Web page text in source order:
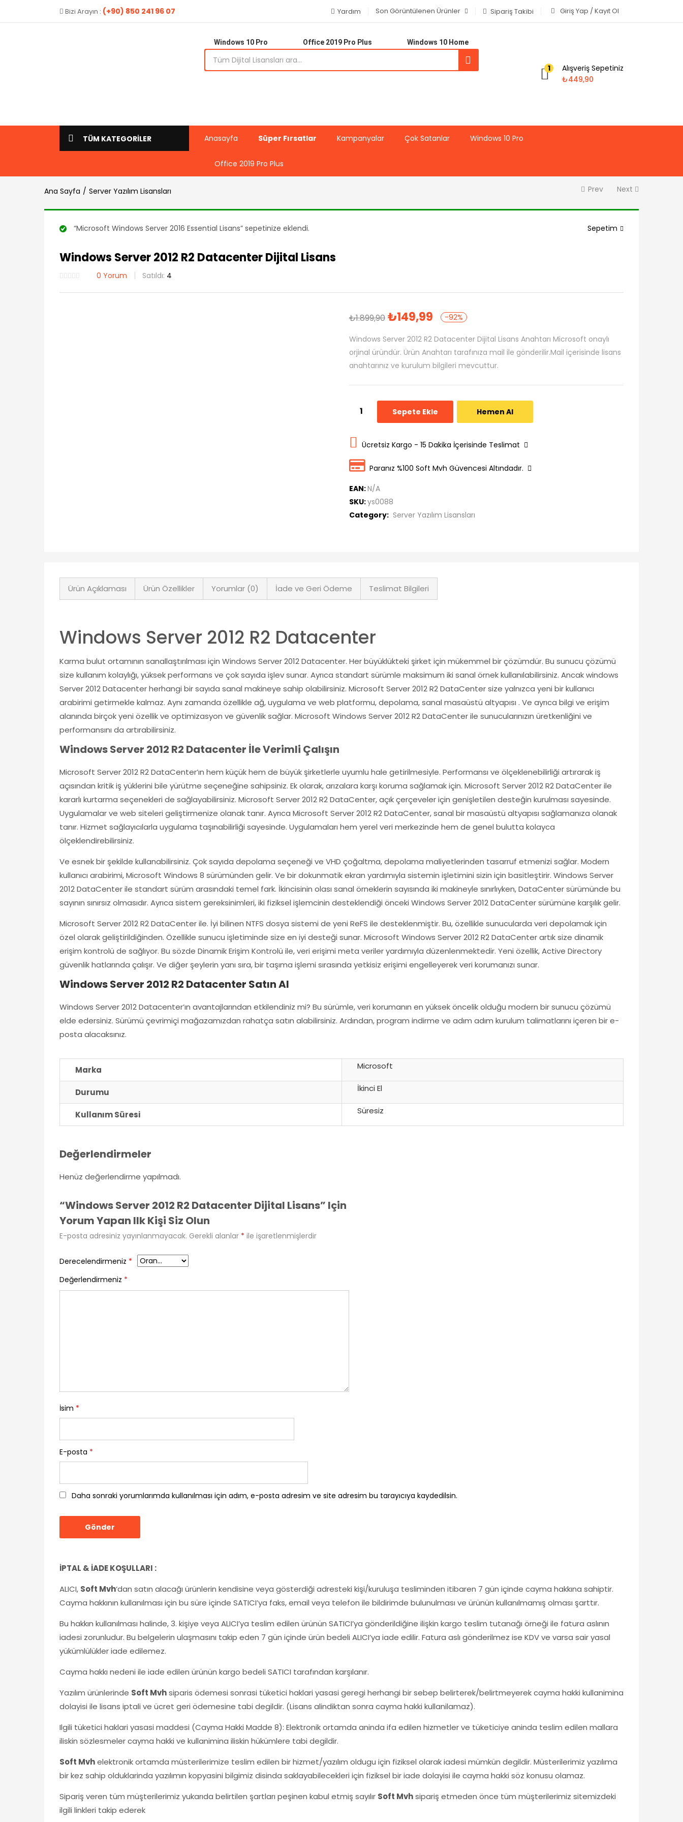
Bizi Arayın : (+90) 850 241 96 07 Yardım Son Görüntülenen Ürünler Sipariş Takibi Giriş Yap / Kayıt Ol
Windows 10 Pro Office 2019 Pro Plus Windows 10 Home
1
Alışveriş Sepetiniz
₺449,90
TÜM KATEGORİLER Anasayfa Süper Fırsatlar Kampanyalar Çok Satanlar Windows 10 Pro
Office 2019 Pro Plus
Ana Sayfa Server Yazılım Lisansları Prev Next
“Microsoft Windows Server 2016 Essential Lisans” sepetinize eklendi. Sepetim
Windows Server 2012 R2 Datacenter Dijital Lisans
0 Yorum Satıldı: 4
₺1.899,90 ₺149,99 -92%
Windows Server 2012 R2 Datacenter Dijital Lisans Anahtarı Microsoft onaylı
orjinal üründür. Ürün Anahtarı tarafınıza mail ile gönderilir.Mail içerisinde lisans
anahtarınız ve kurulum bilgileri mevcuttur.
Sepete Ekle Hemen Al
Ücretsiz Kargo - 15 Dakika İçerisinde Teslimat
Paranız %100 Soft Mvh Güvencesi Altındadır.
EAN:N/A
SKU:ys0088
Category: Server Yazılım Lisansları
Ürün Açıklaması Ürün Özellikler Yorumlar (0) İade ve Geri Ödeme Teslimat Bilgileri
Windows Server 2012 R2 Datacenter
Karma bulut ortamının sanallaştırılması için Windows Server 2012 Datacenter. Her büyüklükteki şirket için mükemmel bir çözümdür. Bu sunucu çözümü
size kullanım kolaylığı, yüksek performans ve çok sayıda işlev sunar. Ayrıca standart sürümle maksimum iki sanal örnek kullanılabilirsiniz. Ancak windows
Server 2012 Datacenter herhangi bir sayıda sanal makineye sahip olabilirsiniz. Microsoft Server 2012 R2 DataCenter size yalnızca yeni bir kullanıcı
arabirimi getirmekle kalmaz. Aynı zamanda özellikle ağ, uygulama ve web platformu, depolama, sanal masaüstü altyapısı . Ve ayrıca bilgi ve erişim
alanında birçok yeni özellik ve optimizasyon ve güvenlik sağlar. Microsoft Windows Server 2012 R2 DataCenter ile sunucularınızın üretkenliğini ve
performansını da artırabilirsiniz.
Windows Server 2012 R2 Datacenter İle Verimli Çalışın
Microsoft Server 2012 R2 DataCenter’ın hem küçük hem de büyük şirketlerle uyumlu hale getirilmesiyle. Performansı ve ölçeklenebilirliği artırarak iş
açısından kritik iş yüklerini bile yürütme seçeneğine sahipsiniz. Ek olarak, arızalara karşı koruma sağlamak için. Microsoft Server 2012 R2 DataCenter ile
kararlı kurtarma seçenekleri de sağlayabilirsiniz. Microsoft Server 2012 R2 DataCenter, açık çerçeveler için genişletilen desteğin kurulması sayesinde.
Uygulamalar ve web siteleri geliştirmenize olanak tanır. Ayrıca Microsoft Server 2012 R2 DataCenter, sanal bir masaüstü altyapısı sağlamanıza olanak
tanır. Hizmet sağlayıcılarla uygulama taşınabilirliği sayesinde. Uygulamaları hem yerel veri merkezinde hem de genel bulutta kolayca
ölçeklendirebilirsiniz.
Ve esnek bir şekilde kullanabilirsiniz. Çok sayıda depolama seçeneği ve VHD çoğaltma, depolama maliyetlerinden tasarruf etmenizi sağlar. Modern
kullanıcı arabirimi, Microsoft Windows 8 sürümünden gelir. Ve bir dokunmatik ekran yardımıyla sistemin işletimini sizin için basitleştirir. Windows Server
2012 DataCenter ile standart sürüm arasındaki temel fark. İkincisinin olası sanal örneklerin sayısında iki makineyle sınırlıyken, DataCenter sürümünde bu
sayının sınırsız olmasıdır. Ayrıca sistem gereksinimleri, iki fiziksel işlemcinin desteklendiği önceki Windows Server 2012 DataCenter sürümüne karşılık gelir.
Microsoft Server 2012 R2 DataCenter ile. İyi bilinen NTFS dosya sistemi de yeni ReFS ile desteklenmiştir. Bu, özellikle sunucularda veri depolamak için
özel olarak geliştirildiğinden. Özellikle sunucu işletiminde size en iyi desteği sunar. Microsoft Windows Server 2012 R2 DataCenter artık size dinamik
erişim kontrolü de sağlıyor. Bu sözde Dinamik Erişim Kontrolü ile, veri erişimi meta veriler yardımıyla düzenlenmektedir. Yeni özellik, Active Directory
güvenlik hatlarında çalışır. Ve diğer şeylerin yanı sıra, bir taşıma işlemi sırasında yetkisiz erişimi engelleyerek veri korumanızı sunar.
Windows Server 2012 R2 Datacenter Satın Al
Windows Server 2012 Datacenter’ın avantajlarından etkilendiniz mi? Bu sürümle, veri korumanın en yüksek öncelik olduğu modern bir sunucu çözümü
elde edersiniz. Sürümü çevrimiçi mağazamızdan rahatça satın alabilirsiniz. Ardından, program indirme ve adım adım kurulum talimatlarını içeren bir e-
posta alacaksınız.
Marka Microsoft
Durumu İkinci El
Kullanım Süresi Süresiz
Değerlendirmeler
Henüz değerlendirme yapılmadı.
“Windows Server 2012 R2 Datacenter Dijital Lisans” Için
Yorum Yapan Ilk Kişi Siz Olun
E-posta adresiniz yayınlanmayacak. Gerekli alanlar * ile işaretlenmişlerdir
Derecelendirmeniz *
Değerlendirmeniz *
İsim *
E-posta *
Daha sonraki yorumlarımda kullanılması için adım, e-posta adresim ve site adresim bu tarayıcıya kaydedilsin.
İPTAL & İADE KOŞULLARI :
ALICI, Soft Mvh‘dan satın alacağı ürünlerin kendisine veya gösterdiği adresteki kişi/kuruluşa tesliminden itibaren 7 gün içinde cayma hakkına sahiptir.
Cayma hakkının kullanılması için bu süre içinde SATICI’ya faks, email veya telefon ile bildirimde bulunulması ve ürünün kullanılmamış olması şarttır.
Bu hakkın kullanılması halinde, 3. kişiye veya ALICI’ya teslim edilen ürünün SATICI’ya gönderildiğine ilişkin kargo teslim tutanağı örneği ile fatura aslının
iadesi zorunludur. Bu belgelerin ulaşmasını takip eden 7 gün içinde ürün bedeli ALICI’ya iade edilir. Fatura aslı gönderilmez ise KDV ve varsa sair yasal
yükümlülükler iade edilemez.
Cayma hakkı nedeni ile iade edilen ürünün kargo bedeli SATICI tarafından karşılanır.
Yazılım ürünlerinde Soft Mvhsiparis ödemesi sonrasi tüketici haklari yasasi geregi herhangi bir sebep belirterek/belirtmeyerek cayma hakki kullanimina
dolayisi ile lisans iptali ve ücret geri ödemesine tabi degildir. (Lisans alindiktan sonra cayma hakki kullanilamaz).
Ilgili tüketici haklari yasasi maddesi (Cayma Hakki Madde 8): Elektronik ortamda aninda ifa edilen hizmetler ve tüketiciye aninda teslim edilen mallara
iliskin sözlesmeler cayma hakki ve kullanimina iliskin hükümlere tabi degildir.
Soft Mvhelektronik ortamda müsterilerimize teslim edilen bir hizmet/yazılım oldugu için fiziksel olarak iadesi mümkün degildir. Müsterilerimiz yazılıma
bir kez sahip olduklarinda yazılımın kopyasini bilgimiz disinda saklayabilecekleri için fiziksel bir iade dolayisi ile cayma hakki söz konusu olamaz.
Sipariş veren tüm müşterilerimiz yukarıda belirtilen şartları peşinen kabul etmiş sayılır Soft Mvhsipariş etmeden önce tüm müşterilerimiz sitemizdeki
ilgili linkleri takip ederek